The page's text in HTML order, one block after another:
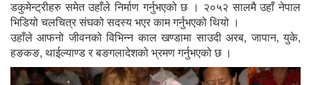
डकुमेन्ट्रीहरु समेत उहाँले निर्माण गर्नुभएको छ । २०५२ सालमै उहाँ नेपाल
भिडियो चलचित्र संघको सदस्य भएर काम गर्नुभएको थियो ।
उहाँले आफनो जीवनको विभिन्न काल खण्डामा साउदी अरब, जापान, युके,
हङकङ, थाईल्याण्ड र बङगलादेशको भ्रमण गर्नुभएको छ ।